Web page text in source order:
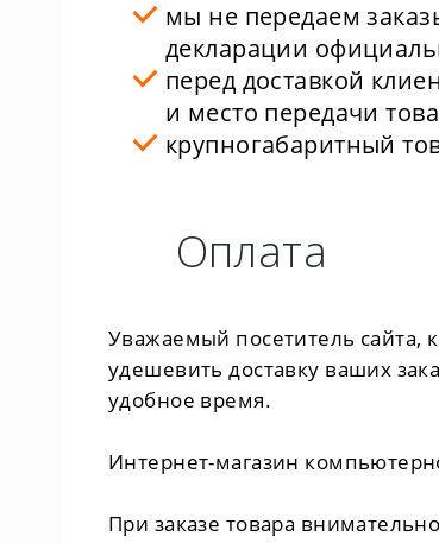
мы не передаем
декларации
перед доставкой
и место передачи
крупногабаритный
Оплата
Уважаемый посетитель сайта,
удешевить доставку ваших
удобное время.
Интернет-магазин
При заказе товара